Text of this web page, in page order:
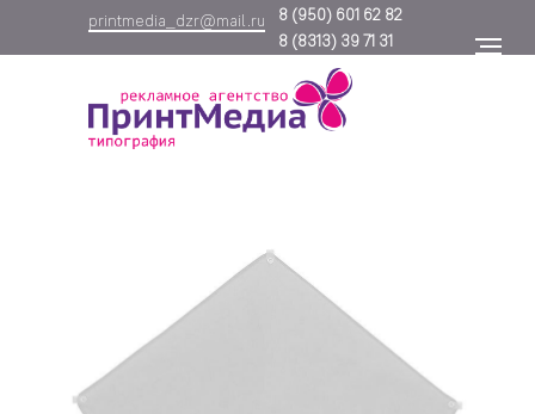
8 (950) 601 62 82
printmedia_dzr@mail.ru
8 (8313) 39 71 31